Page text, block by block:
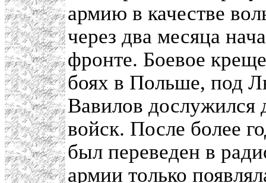
армию в качестве
через два месяца
фронте. Боевое
боях в Польше, под
Вавилов
войск. После более
был переведен в
армии только